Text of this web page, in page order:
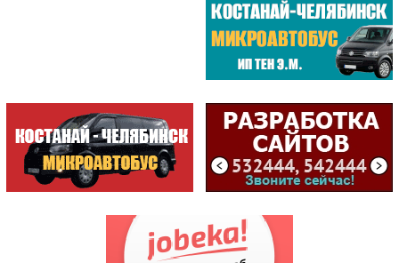
VELOSTYLE / МАГАЗИН
METKO.kz /АГЕНТСТВО ВИЗУ...
СТРОИТЕЛЬ /МАГАЗИН /ИП К...
ЦЕНТРАЛ /БИЛЬЯРДНЫЙ КЛУБ
САМЫЕ ПОСЕЩАЕМЫЕ
ЦЕНТР
(198810)
АСТЫКЖАН /СУПЕРМАР...
(171386)
СПЕЦИАЛИЗИРОВАННЫЙ...
(144046)